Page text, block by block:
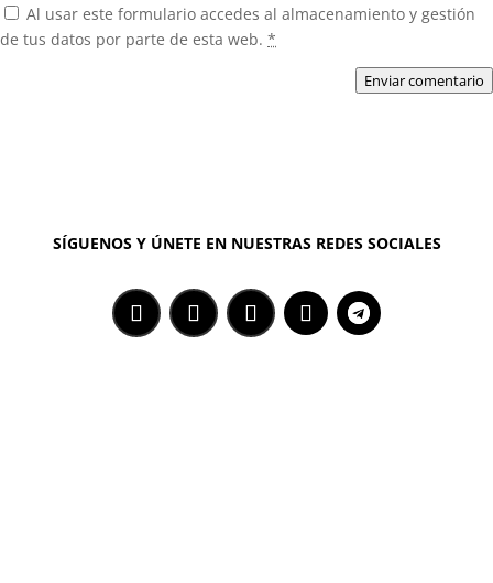
Al usar este formulario accedes al almacenamiento y gestión
de tus datos por parte de esta web. *
Enviar comentario
SÍGUENOS Y ÚNETE EN NUESTRAS REDES SOCIALES